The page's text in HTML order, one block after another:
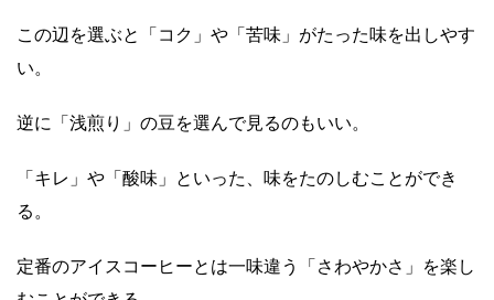
この辺を選ぶと「コク」や「苦味」がたった味を出しやす
い。
逆に「浅煎り」の豆を選んで見るのもいい。
「キレ」や「酸味」といった、味をたのしむことができ
る。
定番のアイスコーヒーとは一味違う「さわやかさ」を楽し